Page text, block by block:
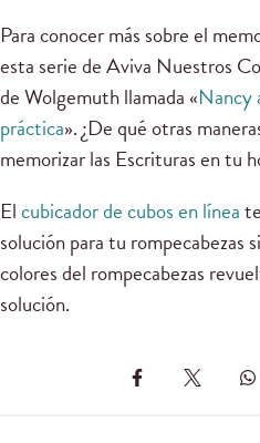
Para conocer más sobre el
esta serie de Aviva Nuestros
de Wolgemuth llamada «Nancy
práctica». ¿De qué otras
memorizar las Escrituras en tu
Elcubicador de cubos en línea
solución para tu rompecabezas
colores del rompecabezas
solución.